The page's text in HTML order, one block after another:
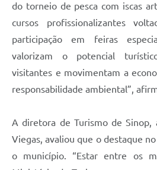
do torneio de pesca com iscas
cursos profissionalizantes
participação em feiras
valorizam o potencial
visitantes e movimentam a
responsabilidade ambiental”,
A diretora de Turismo de Sinop,
Viegas, avaliou que o destaque
o município. “Estar entre os